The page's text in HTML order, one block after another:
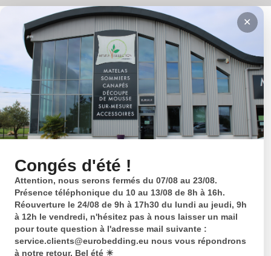
Congés d'été !
Attention, nous serons fermés du 07/08 au 23/08.
Présence téléphonique du 10 au 13/08 de 8h à 16h.
Réouverture le 24/08 de 9h à 17h30 du lundi au jeudi, 9h
à 12h le vendredi, n'hésitez pas à nous laisser un mail
pour toute question à l'adresse mail suivante :
service.clients@eurobedding.eu nous vous répondrons
à notre retour. Bel été ☀
✕